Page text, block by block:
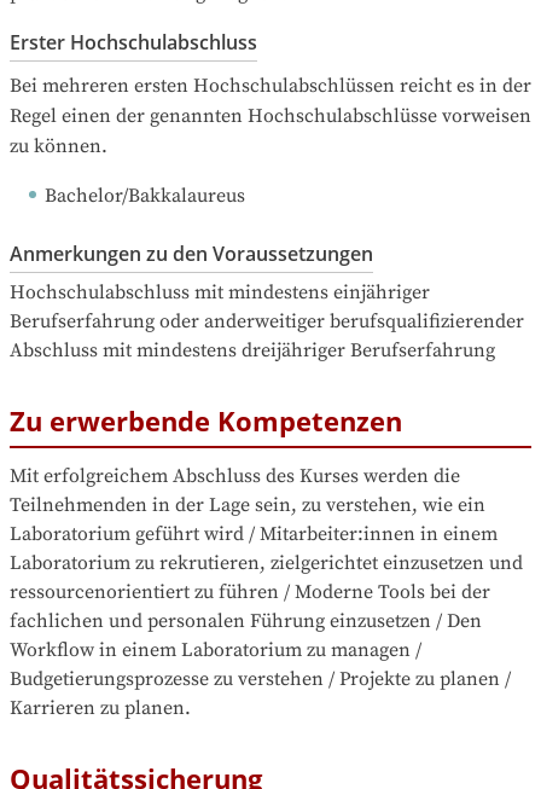
Erster Hochschulabschluss
Bei mehreren ersten Hochschulabschlüssen reicht es in der
Regel einen der genannten Hochschulabschlüsse vorweisen
zu können.
Bachelor/Bakkalaureus
Anmerkungen zu den Voraussetzungen
Hochschulabschluss mit mindestens einjähriger
Berufserfahrung oder anderweitiger berufsqualifizierender
Abschluss mit mindestens dreijähriger Berufserfahrung
Zu erwerbende Kompetenzen
Mit erfolgreichem Abschluss des Kurses werden die
Teilnehmenden in der Lage sein, zu verstehen, wie ein
Laboratorium geführt wird / Mitarbeiter:innen in einem
Laboratorium zu rekrutieren, zielgerichtet einzusetzen und
ressourcenorientiert zu führen / Moderne Tools bei der
fachlichen und personalen Führung einzusetzen / Den
Workflow in einem Laboratorium zu managen /
Budgetierungsprozesse zu verstehen / Projekte zu planen /
Karrieren zu planen.
Qualitätssicherung